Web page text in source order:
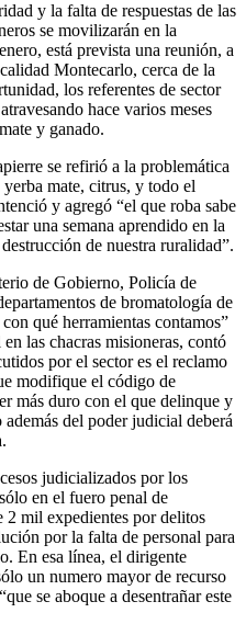
y la falta de respuestas de las
se movilizarán en la
está prevista una reunión, a
Montecarlo, cerca de la
los referentes de sector
hace varios meses
y ganado.
se refirió a la problemática
mate, citrus, y todo el
y agregó “el que roba sabe
una semana aprendido en la
de nuestra ruralidad”.
de Gobierno, Policía de
de bromatología de
qué herramientas contamos”
las chacras misioneras, contó
por el sector es el reclamo
modifique el código de
más duro con el que delinque y
del poder judicial deberá
judicializados por los
en el fuero penal de
2 mil expedientes por delitos
por la falta de personal para
En esa línea, el dirigente
un numero mayor de recurso
se aboque a desentrañar este